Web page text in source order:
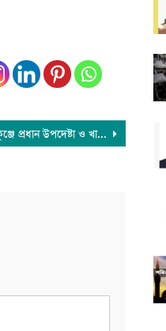
সেনাকুঞ্জে প্রধান উপদেষ্টা ও খালেদা জিয়ার সাক্ষাৎ